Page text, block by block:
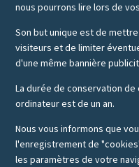
nous pourrons lire lors de
Son but unique est de
visiteurs et de limiter
d'une même bannière
La durée de conservation
ordinateur est de un an.
Nous vous informons que
l'enregistrement de
les paramètres de votre